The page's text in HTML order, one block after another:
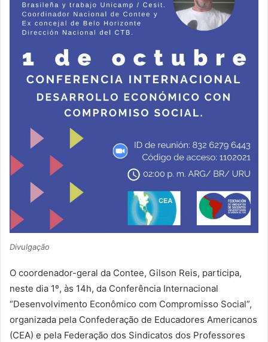
Divulgação
O coordenador-geral da Contee, Gilson Reis, participa,
neste dia 1º, às 14h, da Conferência Internacional
“Desenvolvimento Econômico com Compromisso Social”,
organizada pela Confederação de Educadores Americanos
(CEA) e pela Federação dos Sindicatos dos Professores